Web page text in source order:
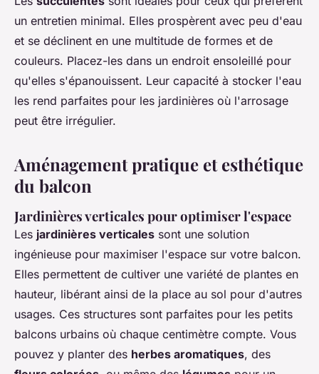
un entretien minimal. Elles prospèrent avec peu d'eau
et se déclinent en une multitude de formes et de
couleurs. Placez-les dans un endroit ensoleillé pour
qu'elles s'épanouissent. Leur capacité à stocker l'eau
les rend parfaites pour les jardinières où l'arrosage
peut être irrégulier.
Aménagement pratique et esthétique
du balcon
Jardinières verticales pour optimiser l'espace
Les jardinières verticales sont une solution
ingénieuse pour maximiser l'espace sur votre balcon.
Elles permettent de cultiver une variété de plantes en
hauteur, libérant ainsi de la place au sol pour d'autres
usages. Ces structures sont parfaites pour les petits
balcons urbains où chaque centimètre compte. Vous
pouvez y planter des herbes aromatiques, des